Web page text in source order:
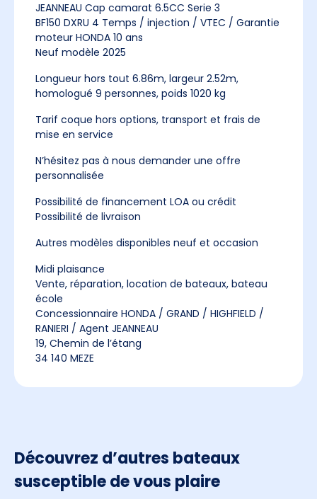
JEANNEAU Cap camarat 6.5CC Serie 3
BF150 DXRU 4 Temps / injection / VTEC / Garantie
moteur HONDA 10 ans
Neuf modèle 2025
Longueur hors tout 6.86m, largeur 2.52m,
homologué 9 personnes, poids 1020 kg
Tarif coque hors options, transport et frais de
mise en service
N’hésitez pas à nous demander une offre
personnalisée
Possibilité de financement LOA ou crédit
Possibilité de livraison
Autres modèles disponibles neuf et occasion
Midi plaisance
Vente, réparation, location de bateaux, bateau
école
Concessionnaire HONDA / GRAND / HIGHFIELD /
RANIERI / Agent JEANNEAU
19, Chemin de l’étang
34 140 MEZE
Découvrez d’autres bateaux
susceptible de vous plaire